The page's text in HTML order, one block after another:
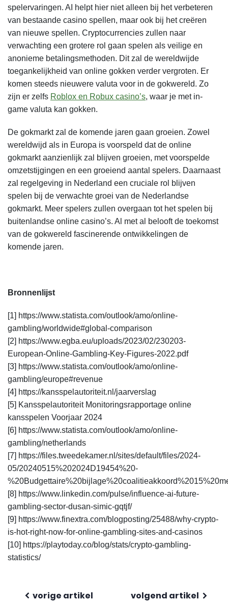
spelervaringen. AI helpt hier niet alleen bij het verbeteren
van bestaande casino spellen, maar ook bij het creëren
van nieuwe spellen. Cryptocurrencies zullen naar
verwachting een grotere rol gaan spelen als veilige en
anonieme betalingsmethoden. Dit zal de wereldwijde
toegankelijkheid van online gokken verder vergroten. Er
komen steeds nieuwere valuta voor in de gokwereld. Zo
zijn er zelfs Roblox en Robux casino’s, waar je met in-
game valuta kan gokken.
De gokmarkt zal de komende jaren gaan groeien. Zowel
wereldwijd als in Europa is voorspeld dat de online
gokmarkt aanzienlijk zal blijven groeien, met voorspelde
omzetstijgingen en een groeiend aantal spelers. Daarnaast
zal regelgeving in Nederland een cruciale rol blijven
spelen bij de verwachte groei van de Nederlandse
gokmarkt. Meer spelers zullen overgaan tot het spelen bij
buitenlandse online casino’s. Al met al belooft de toekomst
van de gokwereld fascinerende ontwikkelingen de
komende jaren.
Bronnenlijst
[1] https://www.statista.com/outlook/amo/online-
gambling/worldwide#global-comparison
[2] https://www.egba.eu/uploads/2023/02/230203-
European-Online-Gambling-Key-Figures-2022.pdf
[3] https://www.statista.com/outlook/amo/online-
gambling/europe#revenue
[4] https://kansspelautoriteit.nl/jaarverslag
[5] Kansspelautoriteit Monitoringsrapportage online
kansspelen Voorjaar 2024
[6] https://www.statista.com/outlook/amo/online-
gambling/netherlands
[7] https://files.tweedekamer.nl/sites/default/files/2024-
05/20240515%202024D19454%20-
[8] https://www.linkedin.com/pulse/influence-ai-future-
gambling-sector-dusan-simic-gqtjf/
[9] https://www.finextra.com/blogposting/25488/why-crypto-
is-hot-right-now-for-online-gambling-sites-and-casinos
[10] https://playtoday.co/blog/stats/crypto-gambling-
statistics/
vorige artikel volgend artikel